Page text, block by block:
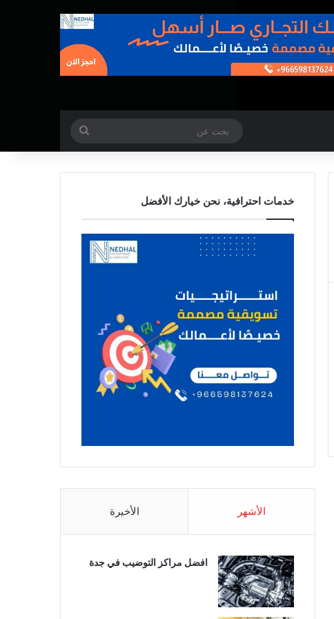
عن
خدمات احترافية، نحن خيارك الأفضل
الأشهر الأخيرة
افضل مراكز التوضيب في جدة